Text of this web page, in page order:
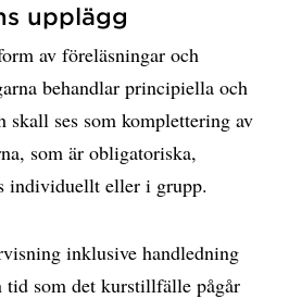
upplägg
av föreläsningar och
behandlar principiella och
skall ses som komplettering av
som är obligatoriska,
individuellt eller i grupp.
inklusive handledning
tid som det kurstillfälle pågår